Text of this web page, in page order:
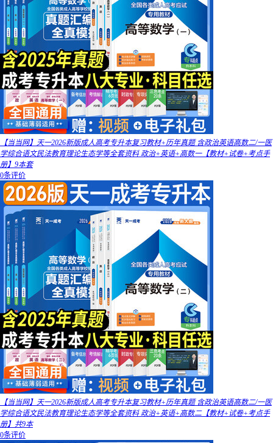
【当当网】天一2026新版成人高考专升本复习教材+历年真题 含政治英语高数二/一医
学综合语文民法教育理论生态学等全套资料 政治+英语+高数一【教材+试卷+考点手
册】9本套
0条评价
【当当网】天一2026新版成人高考专升本复习教材+历年真题 含政治英语高数二/一医
学综合语文民法教育理论生态学等全套资料 政治+英语+高数二【教材+试卷+考点手
册】共9本
0条评价